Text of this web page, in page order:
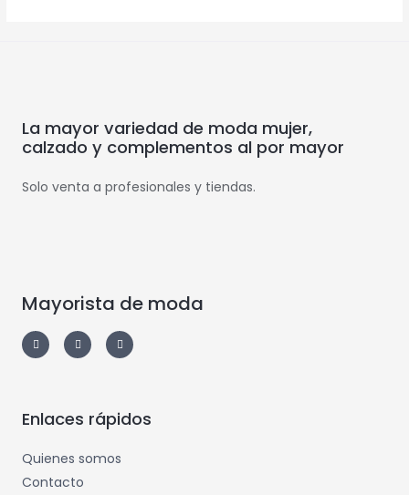
La mayor variedad de moda mujer,
calzado y complementos al por mayor
Solo venta a profesionales y tiendas.
Mayorista de moda
Enlaces rápidos
Quienes somos
Contacto